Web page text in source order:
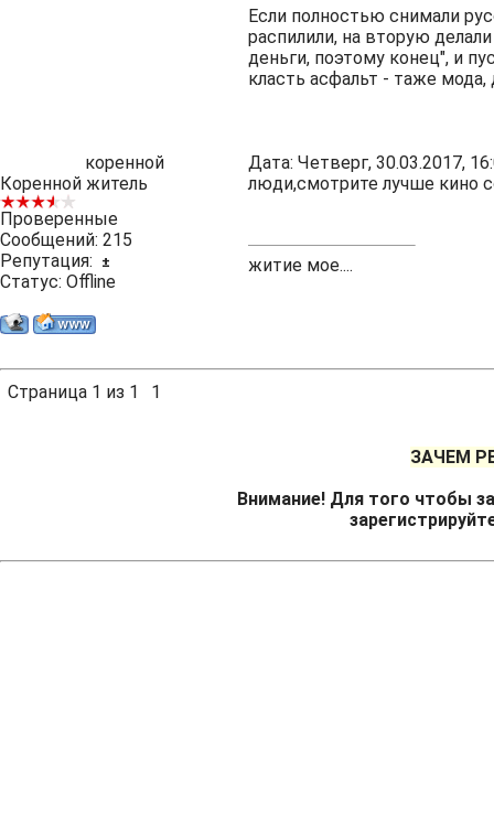
Если полностью снимали
распилили, на вторую
деньги, поэтому конец", и
класть асфальт - таже мода,
коренной
Дата: Четверг, 30.03.2017,
Коренной житель
Проверенные
Сообщений: 215
Репутация:
±
Статус: Offline
люди,смотрите лучше кино
житие мое....
Страница 1 из 1 1
ЗАЧЕМ
Внимание! Для того чтобы